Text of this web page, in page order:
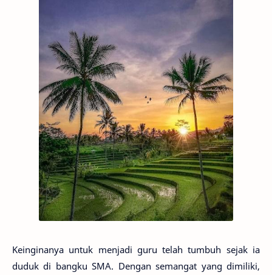
Keinginanya untuk menjadi guru telah tumbuh sejak ia
duduk di bangku SMA. Dengan semangat yang dimiliki,